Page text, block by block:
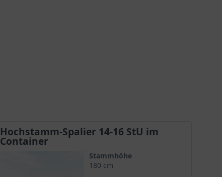
Hochstamm-Spalier 14-16 StU im
Container
Stammhöhe
180 cm